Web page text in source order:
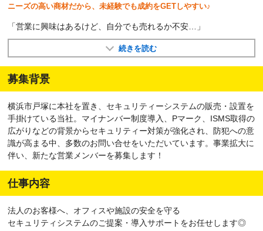
ニーズの高い商材だから、未経験でも成約をGETしやすい♪
「営業に興味はあるけど、自分でも売れるか不安…」
続きを読む
募集背景
横浜市戸塚に本社を置き、セキュリティーシステムの販売・設置を
手掛けている当社。マイナンバー制度導入、Pマーク、ISMS取得の
広がりなどの背景からセキュリティー対策が強化され、防犯への意
識が高まる中、多数のお問い合せをいただいています。事業拡大に
伴い、新たな営業メンバーを募集します！
仕事内容
法人のお客様へ、オフィスや施設の安全を守る
セキュリティシステムのご提案・導入サポートをお任せします◎